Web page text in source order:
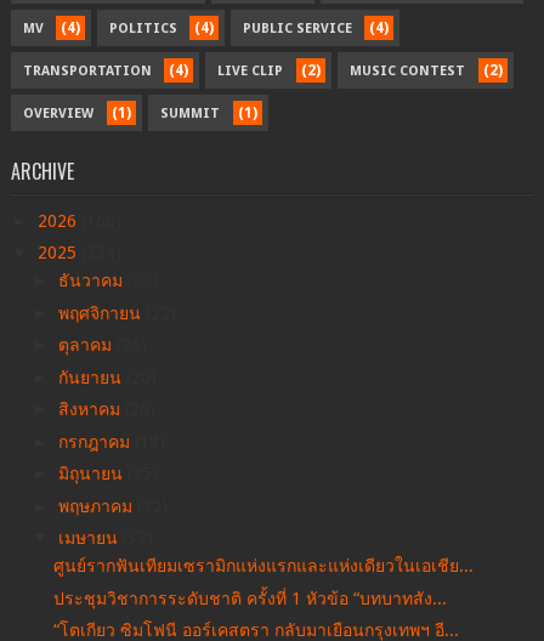
MV (4) POLITICS (4) PUBLIC SERVICE (4)
TRANSPORTATION (4) LIVE CLIP (2) MUSIC CONTEST (2)
OVERVIEW (1) SUMMIT (1)
ARCHIVE
2026
2025
ธันวาคม
พฤศจิกายน
ตุลาคม
กันยายน
สิงหาคม
กรกฎาคม
มิถุนายน
พฤษภาคม
เมษายน
ศูนย์รากฟันเทียมเซรามิกแห่งแรกและแห่งเดียวในเอเชีย...
ประชุมวิชาการระดับชาติ ครั้งที่ 1 หัวข้อ “บทบาทสัง...
“โตเกียว ซิมโฟนี ออร์เคสตรา กลับมาเยือนกรุงเทพฯ อี...